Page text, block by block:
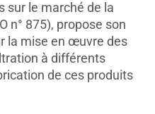
sur le marché de la
n° 875), propose son
la mise en œuvre des
à différents
de ces produits